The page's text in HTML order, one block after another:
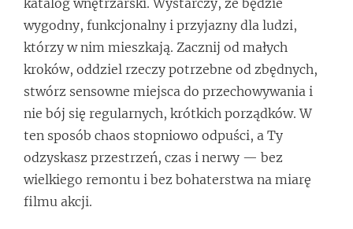
katalog wnętrzarski. Wystarczy, że będzie
wygodny, funkcjonalny i przyjazny dla ludzi,
którzy w nim mieszkają. Zacznij od małych
kroków, oddziel rzeczy potrzebne od zbędnych,
stwórz sensowne miejsca do przechowywania i
nie bój się regularnych, krótkich porządków. W
ten sposób chaos stopniowo odpuści, a Ty
odzyskasz przestrzeń, czas i nerwy — bez
wielkiego remontu i bez bohaterstwa na miarę
filmu akcji.